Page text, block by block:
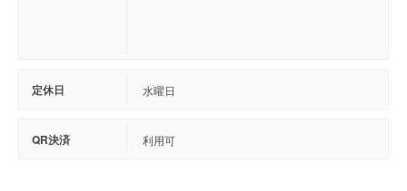
定休日 水曜日
QR決済 利用可